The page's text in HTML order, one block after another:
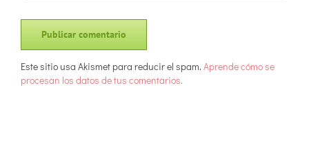
Este sitio usa Akismet para reducir el spam. Aprende cómo se
procesan los datos de tus comentarios.